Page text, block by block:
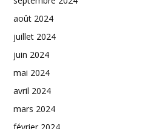
août 2024
juillet 2024
juin 2024
mai 2024
avril 2024
mars 2024